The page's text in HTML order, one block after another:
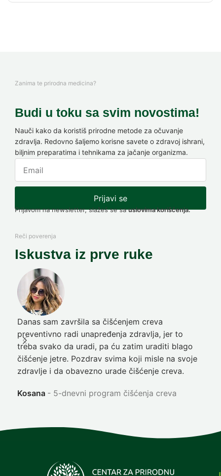
Zanima te prirodna medicina?
Budi u toku sa svim novostima!
Nauči kako da koristiš prirodne metode za očuvanje
zdravlja. Redovno šaljemo korisne savete o zdravoj ishrani,
biljnim preparatima i tehnikama za jačanje organizma.
Prijavi se
Prijavom na newsletter, slažeš se sauslovima korišćenja.
Reči poverenja
Iskustva iz prve ruke
Danas sam završila sa čišćenjem creva
preventivno radi unapređenja zdravlja, jer to
treba svako da uradi, pa ću zatim uraditi blago
čišćenje jetre. Pozdrav svima koji misle na svoje
zdravlje i da obavezno urade čišćenje creva.
Kosana 5-dnevni program čišćenja creva